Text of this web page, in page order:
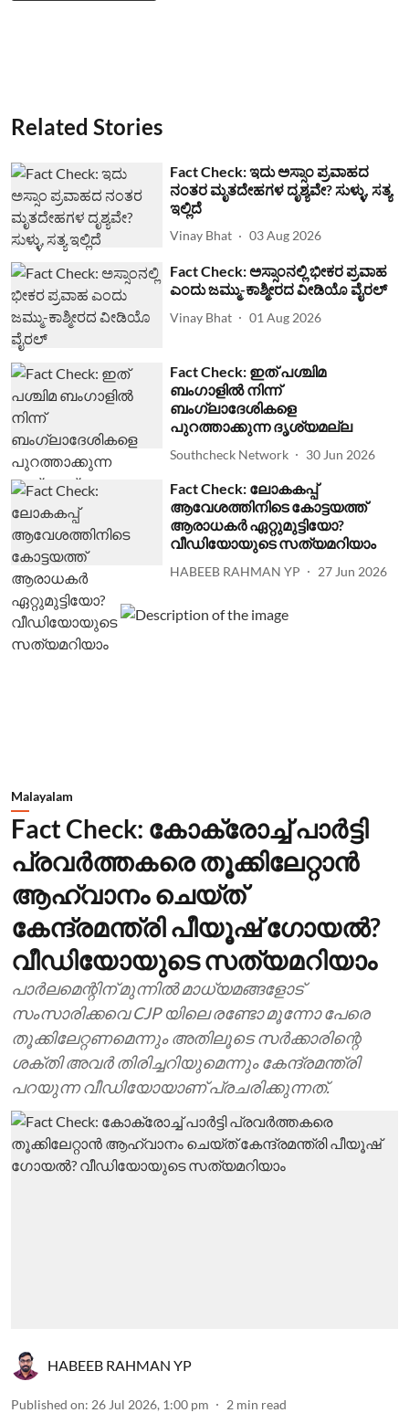
Related Stories
Fact Check: ಇದು ಅಸ್ಸಾಂ ಪ್ರವಾಹದ
ನಂತರ ಮೃತದೇಹಗಳ ದೃಶ್ಯವೇ? ಸುಳ್ಳು, ಸತ್ಯ
ಇಲ್ಲಿದೆ
Vinay Bhat 03 Aug 2026
Fact Check: ಅಸ್ಸಾಂನಲ್ಲಿ ಭೀಕರ ಪ್ರವಾಹ
ಎಂದು ಜಮ್ಮು-ಕಾಶ್ಮೀರದ ವೀಡಿಯೊ ವೈರಲ್
Vinay Bhat 01 Aug 2026
Fact Check: ഇത് പശ്ചിമ
ബംഗാളില്‍ നിന്ന്
ബംഗ്ലാദേശികളെ
പുറത്താക്കുന്ന ദൃശ്യമല്ല
Southcheck Network 30 Jun 2026
Fact Check: ലോകകപ്പ്
ആവേശത്തിനിടെ കോട്ടയത്ത്
ആരാധകര്‍ ഏറ്റുമുട്ടിയോ?
വീഡിയോയുടെ സത്യമറിയാം
HABEEB RAHMAN YP 27 Jun 2026
Malayalam
Fact Check: കോക്രോച്ച് പാര്‍ട്ടി
പ്രവര്‍ത്തകരെ തൂക്കിലേറ്റാന്‍
ആഹ്വാനം ചെയ്ത്
കേന്ദ്രമന്ത്രി പീയൂഷ് ഗോയല്‍?
വീഡിയോയുടെ സത്യമറിയാം
പാര്‍ലമെന്റിന് മുന്നില്‍ മാധ്യമങ്ങളോട്
സംസാരിക്കവെ CJP യിലെ രണ്ടോ മൂന്നോ പേരെ
തൂക്കിലേറ്റണമെന്നും അതിലൂടെ സര്‍‍ക്കാരിന്റെ
ശക്തി അവര്‍ തിരിച്ചറിയുമെന്നും കേന്ദ്രമന്ത്രി
പറയുന്ന വീഡിയോയാണ് പ്രചരിക്കുന്നത്.
HABEEB RAHMAN YP
Published on: 26 Jul 2026, 1:00 pm 2 min read